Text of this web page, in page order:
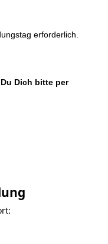
erforderlich.
Dich bitte per